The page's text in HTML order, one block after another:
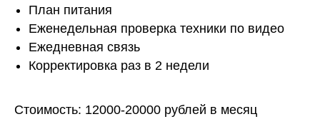
План питания
Еженедельная проверка техники по видео
Ежедневная связь
Корректировка раз в 2 недели
Стоимость: 12000-20000 рублей в месяц